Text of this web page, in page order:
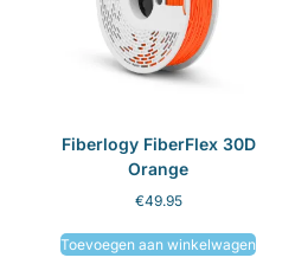
Fiberlogy FiberFlex 30D
Orange
€49.95
Toevoegen aan winkelwagen